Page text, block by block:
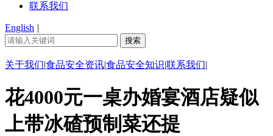
联系我们
English |
关于我们|食品安全资讯|食品安全知识|联系我们|
花4000元一桌办婚宴酒店疑似
上带冰碴预制菜还提